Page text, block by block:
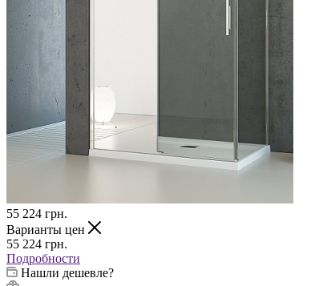
55 224 грн.
Варианты цен
55 224 грн.
Подробности
Нашли дешевле?